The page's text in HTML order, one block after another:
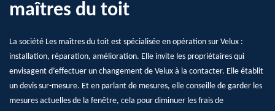
maîtres du toit
La société Les maîtres du toit est spécialisée en opération sur Velux :
installation, réparation, amélioration. Elle invite les propriétaires qui
envisagent d’effectuer un changement de Velux à la contacter. Elle établit
un devis sur-mesure. Et en parlant de mesures, elle conseille de garder les
mesures actuelles de la fenêtre, cela pour diminuer les frais de